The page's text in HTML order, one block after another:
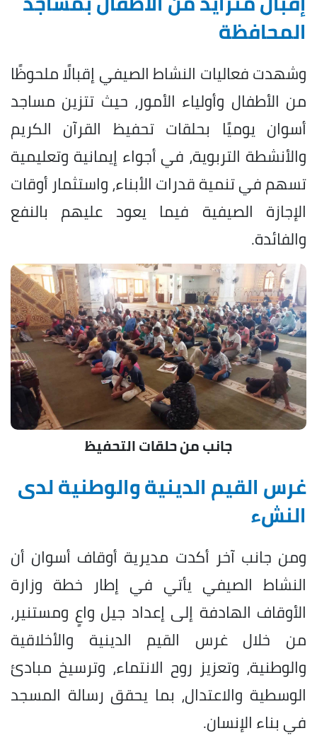
المحافظة
وشهدت فعاليات النشاط الصيفي إقبالًا ملحوظًا
من الأطفال وأولياء الأمور، حيث تتزين مساجد
أسوان يوميًا بحلقات تحفيظ القرآن الكريم
والأنشطة التربوية، في أجواء إيمانية وتعليمية
تسهم في تنمية قدرات الأبناء، واستثمار أوقات
الإجازة الصيفية فيما يعود عليهم بالنفع
والفائدة.
جانب من حلقات التحفيظ
غرس القيم الدينية والوطنية لدى
النشء
ومن جانب آخر أكدت مديرية أوقاف أسوان أن
النشاط الصيفي يأتي في إطار خطة وزارة
الأوقاف الهادفة إلى إعداد جيل واعٍ ومستنير،
من خلال غرس القيم الدينية والأخلاقية
والوطنية، وتعزيز روح الانتماء، وترسيخ مبادئ
الوسطية والاعتدال، بما يحقق رسالة المسجد
في بناء الإنسان.